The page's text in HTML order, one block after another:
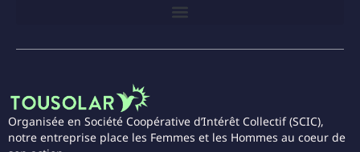
Organisée en Société Coopérative d’Intérêt Collectif (SCIC),
notre entreprise place les Femmes et les Hommes au coeur de